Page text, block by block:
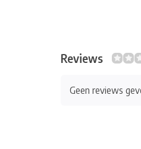
Reviews
Geen reviews